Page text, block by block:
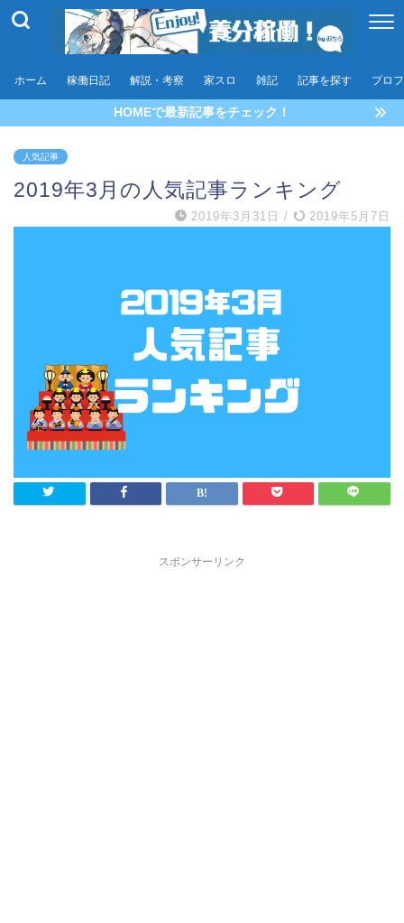
ホーム 稼働日記 解説・考察 家スロ 雑記 記事を探す プロ
HOMEで最新記事をチェック！
人気記事
2019年3月の人気記事ランキング
2019年3月31日 / 2019年5月7日
スポンサーリンク